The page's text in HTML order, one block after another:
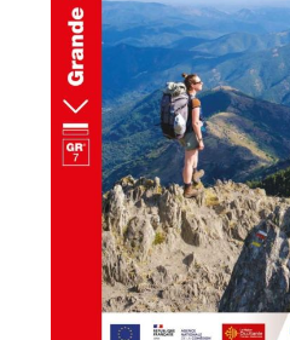
AJOUTER AU PANIER /